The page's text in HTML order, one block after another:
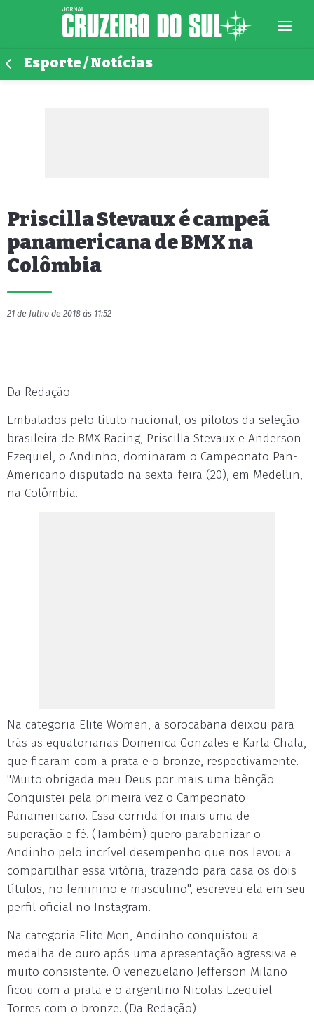
Esporte / Notícias
Priscilla Stevaux é campeã
panamericana de BMX na
Colômbia
21 de Julho de 2018 às 11:52
Da Redação
Embalados pelo título nacional, os pilotos da seleção
brasileira de BMX Racing, Priscilla Stevaux e Anderson
Ezequiel, o Andinho, dominaram o Campeonato Pan-
Americano disputado na sexta-feira (20), em Medellin,
na Colômbia.
Na categoria Elite Women, a sorocabana deixou para
trás as equatorianas Domenica Gonzales e Karla Chala,
que ficaram com a prata e o bronze, respectivamente.
"Muito obrigada meu Deus por mais uma bênção.
Conquistei pela primeira vez o Campeonato
Panamericano. Essa corrida foi mais uma de
superação e fé. (Também) quero parabenizar o
Andinho pelo incrível desempenho que nos levou a
compartilhar essa vitória, trazendo para casa os dois
títulos, no feminino e masculino", escreveu ela em seu
perfil oficial no Instagram.
Na categoria Elite Men, Andinho conquistou a
medalha de ouro após uma apresentação agressiva e
muito consistente. O venezuelano Jefferson Milano
ficou com a prata e o argentino Nicolas Ezequiel
Torres com o bronze. (Da Redação)